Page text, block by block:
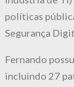
políticas
Segurança
Fernando
incluindo 27